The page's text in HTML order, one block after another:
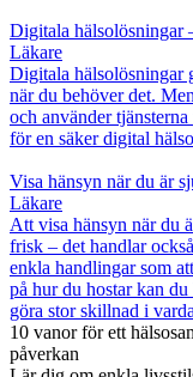
Digitala hälsolösningar
Läkare
Digitala hälsolösningar
när du behöver det.
och använder
för en säker digital
Visa hänsyn när du är
Läkare
Att visa hänsyn när du
frisk – det handlar
enkla handlingar som
på hur du hostar kan
göra stor skillnad i
10 vanor för ett
påverkan